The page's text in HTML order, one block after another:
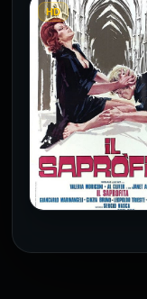
فيلم 4 First Dates مترجم
للكبار فقط
2026
HD
فيلم The Profiteer مترجم